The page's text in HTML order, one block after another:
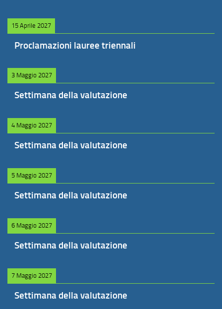
15 Aprile 2027
Proclamazioni lauree triennali
3 Maggio 2027
Settimana della valutazione
4 Maggio 2027
Settimana della valutazione
5 Maggio 2027
Settimana della valutazione
6 Maggio 2027
Settimana della valutazione
7 Maggio 2027
Settimana della valutazione